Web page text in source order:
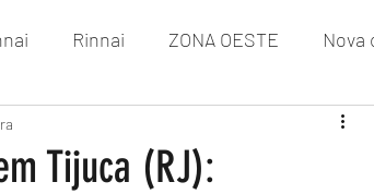
Rinnai ZONA OESTE Nova
janeiro
Tijuca (RJ):